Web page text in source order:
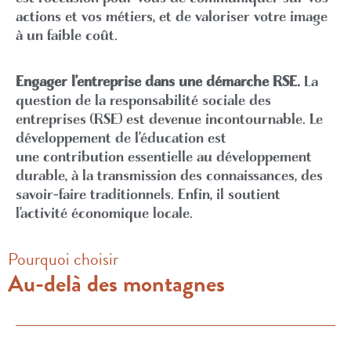
actions et vos métiers, et de valoriser votre image
à un faible coût.
Engager l’entreprise dans une démarche RSE. La
question de la responsabilité sociale des
entreprises (RSE) est devenue incontournable. Le
développement de l’éducation est
une contribution essentielle au développement
durable, à la transmission des connaissances, des
savoir-faire traditionnels. Enfin, il soutient
l’activité économique locale.
Pourquoi choisir
Au-delà des montagnes